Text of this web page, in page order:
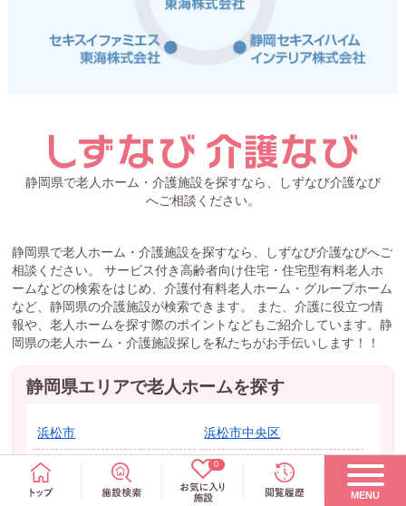
0
MENU
静岡県で老人ホーム・介護施設を探すなら、しずなび介護なび
へご相談ください。
静岡県で老人ホーム・介護施設を探すなら、しずなび介護なびへご
相談ください。 サービス付き高齢者向け住宅・住宅型有料老人ホ
ームなどの検索をはじめ、介護付有料老人ホーム・グループホーム
など、静岡県の介護施設が検索できます。 また、介護に役立つ情
報や、老人ホームを探す際のポイントなどもご紹介しています。静
岡県の老人ホーム・介護施設探しを私たちがお手伝いします！！
静岡県エリアで老人ホームを探す
浜松市 浜松市中央区
浜松市浜名区 浜松市天竜区
磐田市 掛川市